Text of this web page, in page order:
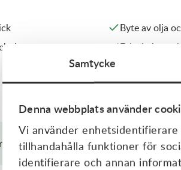
Samtycke
Denna webbplats använder
Vi använder
tillhandahålla funktioner för
identifierare och annan
Byte av olja
drev
Felsökning
prisuppgift.